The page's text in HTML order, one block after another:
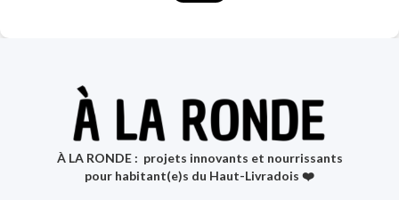
À LA RONDE : projets innovants et nourrissants
pour habitant(e)s du Haut-Livradois ❤️